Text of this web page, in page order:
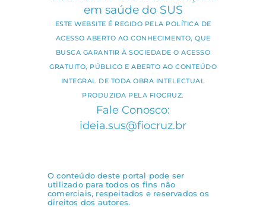
em saúde do SUS
ESTE WEBSITE É REGIDO PELA POLÍTICA DE
ACESSO ABERTO AO CONHECIMENTO, QUE
BUSCA GARANTIR À SOCIEDADE O ACESSO
GRATUITO, PÚBLICO E ABERTO AO CONTEÚDO
INTEGRAL DE TODA OBRA INTELECTUAL
PRODUZIDA PELA FIOCRUZ.
Fale Conosco:
ideia.sus@fiocruz.br
O conteúdo deste portal pode ser
utilizado para todos os fins não
comerciais, respeitados e reservados os
direitos dos autores.